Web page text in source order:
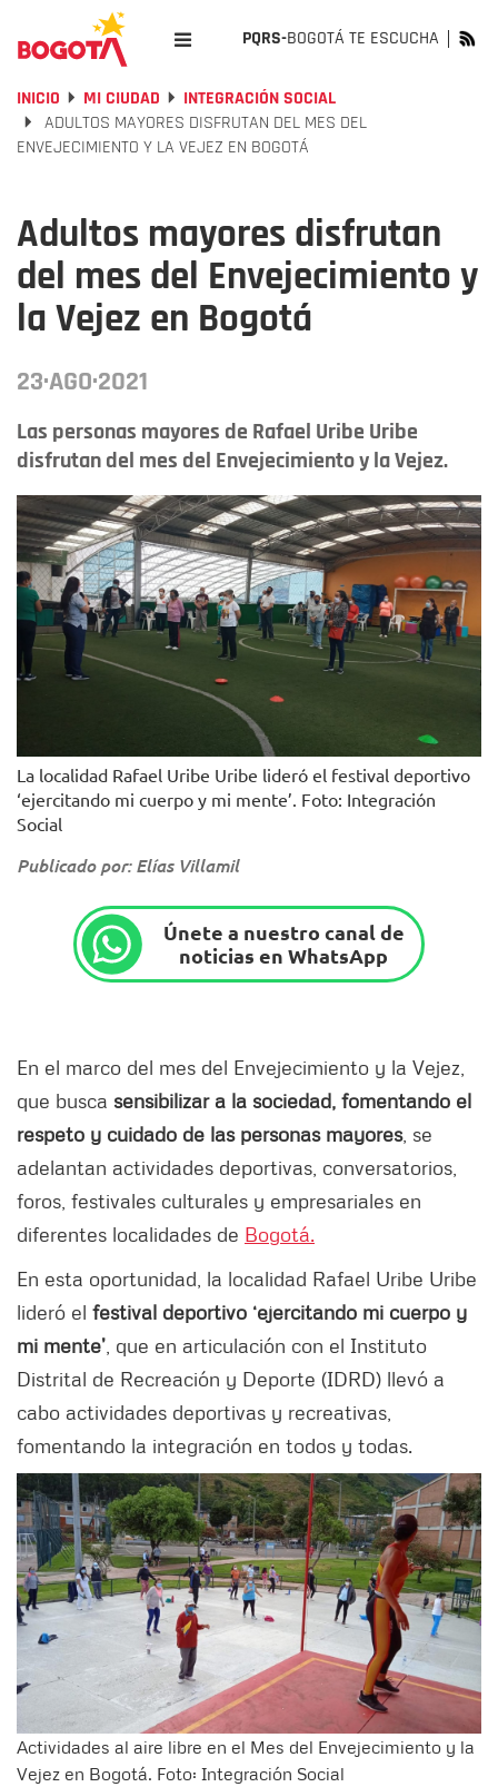
PQRS-BOGOTÁ TE ESCUCHA
INICIO MI CIUDAD
INTEGRACIÓN SOCIAL
ADULTOS MAYORES DISFRUTAN DEL MES DEL
ENVEJECIMIENTO Y LA VEJEZ EN BOGOTÁ
Adultos mayores disfrutan
del mes del Envejecimiento y
la Vejez en Bogotá
23·AGO·2021
Las personas mayores de Rafael Uribe Uribe
disfrutan del mes del Envejecimiento y la Vejez.
La localidad Rafael Uribe Uribe lideró el festival deportivo
‘ejercitando mi cuerpo y mi mente’. Foto: Integración
Social
Publicado por: Elías Villamil
Únete a nuestro canal de
noticias en WhatsApp
En el marco del mes del Envejecimiento y la Vejez,
que busca sensibilizar a la sociedad, fomentando el
respeto y cuidado de las personas mayores, se
adelantan actividades deportivas, conversatorios,
foros, festivales culturales y empresariales en
diferentes localidades de Bogotá.
En esta oportunidad, la localidad Rafael Uribe Uribe
lideró el festival deportivo ‘ejercitando mi cuerpo y
mi mente’ , que en articulación con el Instituto
Distrital de Recreación y Deporte (IDRD) llevó a
cabo actividades deportivas y recreativas,
fomentando la integración en todos y todas.
Actividades al aire libre en el Mes del Envejecimiento y la
Vejez en Bogotá. Foto: Integración Social